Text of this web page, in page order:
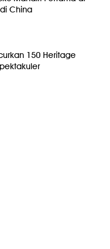
China
150 Heritage